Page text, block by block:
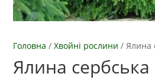
Головна /Хвойні рослини /Ялина
Ялина